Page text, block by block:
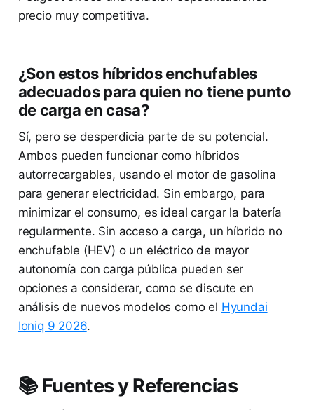
precio muy competitiva.
¿Son estos híbridos enchufables
adecuados para quien no tiene punto
de carga en casa?
Sí, pero se desperdicia parte de su potencial.
Ambos pueden funcionar como híbridos
autorrecargables, usando el motor de gasolina
para generar electricidad. Sin embargo, para
minimizar el consumo, es ideal cargar la batería
regularmente. Sin acceso a carga, un híbrido no
enchufable (HEV) o un eléctrico de mayor
autonomía con carga pública pueden ser
opciones a considerar, como se discute en
análisis de nuevos modelos como el Hyundai
Ioniq 9 2026.
📚 Fuentes y Referencias